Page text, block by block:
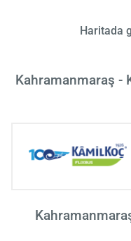
Haritada
Kahramanmaraş -